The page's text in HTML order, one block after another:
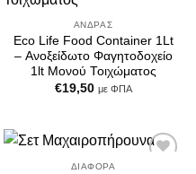
ΆΝΔΡΑΣ
Eco Life Food Container 1Lt
– Ανοξείδωτο Φαγητοδοχείο
1lt Μονού Τοιχώματος
€19,50 με ΦΠΑ
ΔΙΆΦΟΡΑ